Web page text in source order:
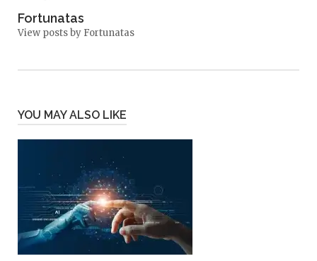
Fortunatas
View posts by Fortunatas
YOU MAY ALSO LIKE